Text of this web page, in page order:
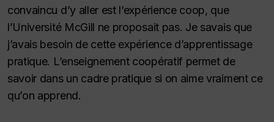
convaincu d’y aller est l’expérience coop, que
l’Université McGill ne proposait pas. Je savais que
j’avais besoin de cette expérience d’apprentissage
pratique. L’enseignement coopératif permet de
savoir dans un cadre pratique si on aime vraiment ce
qu’on apprend.